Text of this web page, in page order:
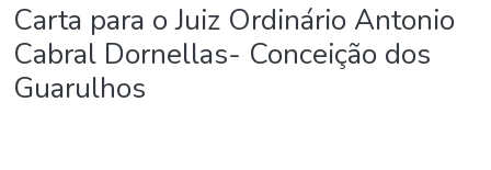
Estatísticas
Carta para o Juiz Ordinário Antonio
Cabral Dornellas- Conceição dos
Guarulhos